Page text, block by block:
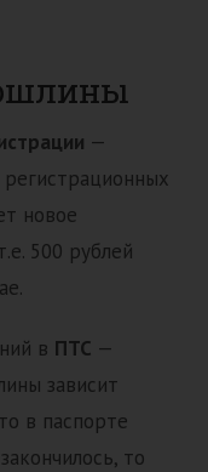
—
новое
500 рублей
в ПТС —
зависит
в паспорте
то